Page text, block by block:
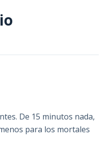
De 15 minutos nada,
para los mortales